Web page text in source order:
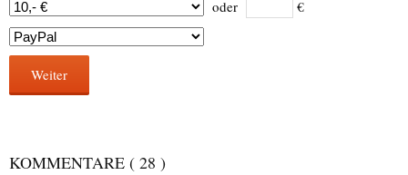
oder €
Weiter
KOMMENTARE ( 28 )